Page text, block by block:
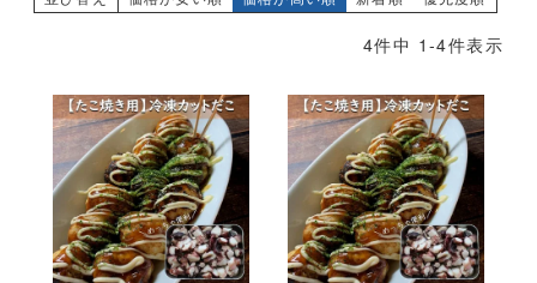
4件中 1 -4件表示